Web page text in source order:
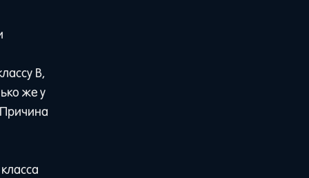
B,
же у